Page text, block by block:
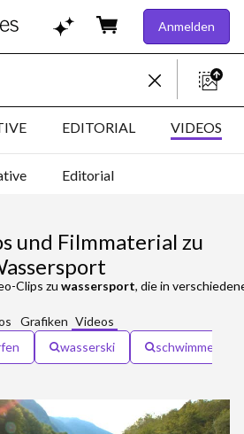
Anmelden
EDITORIAL VIDEOS
Editorial
und Filmmaterial zu
Clips zu wassersport, die in verschiedenen
Grafiken Videos
wasserski schwimmen